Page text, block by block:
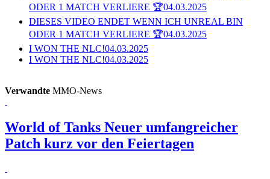
ODER 1 MATCH VERLIERE 🏆04.03.2025
DIESES VIDEO ENDET WENN ICH UNREAL BIN
ODER 1 MATCH VERLIERE 🏆04.03.2025
I WON THE NLC!04.03.2025
I WON THE NLC!04.03.2025
Verwandte MMO-News
World of Tanks Neuer umfangreicher
Patch kurz vor den Feiertagen